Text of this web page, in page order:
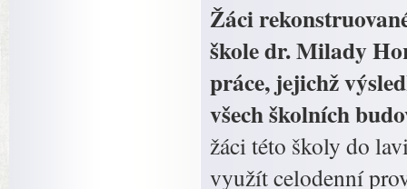
Žáci
škole dr. Milady
práce, jejichž
všech školních
žáci této školy do
využít celodenní